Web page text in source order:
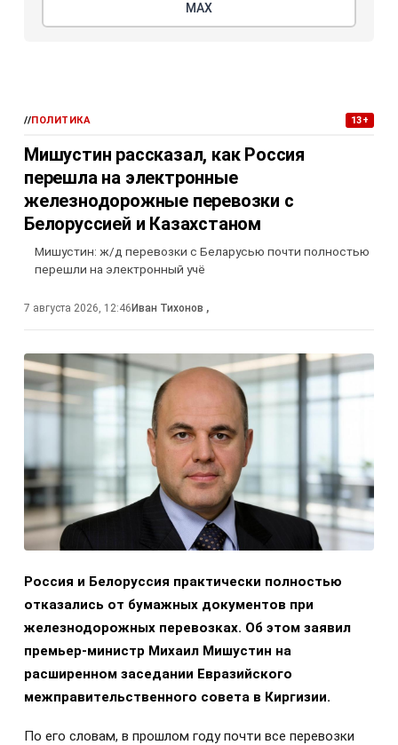
МАХ
//ПОЛИТИКА 13+
Мишустин рассказал, как Россия
перешла на электронные
железнодорожные перевозки с
Белоруссией и Казахстаном
Мишустин: ж/д перевозки с Беларусью почти полностью
перешли на электронный учё
7 августа 2026, 12:46 Иван Тихонов ,
Россия и Белоруссия практически полностью
отказались от бумажных документов при
железнодорожных перевозках. Об этом заявил
премьер-министр Михаил Мишустин на
расширенном заседании Евразийского
межправительственного совета в Киргизии.
По его словам, в прошлом году почти все перевозки